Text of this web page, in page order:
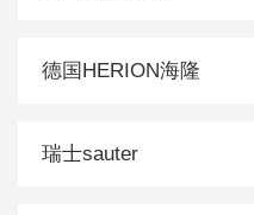
德国HERION海隆
瑞士sauter